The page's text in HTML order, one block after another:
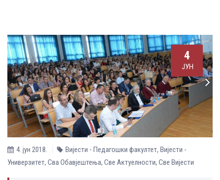
4
ЈУН
4. јун 2018. Вијести - Педагошки факултет, Вијести -
Универзитет, Сва Обавјештења, Све Aктуелности, Све Вијести